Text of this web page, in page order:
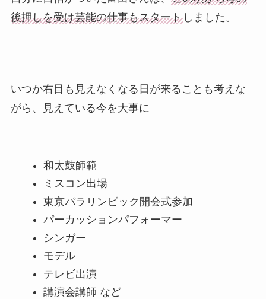
後押しを受け芸能の仕事もスタートしました。
いつか右目も見えなくなる日が来ることも考えな
がら、見えている今を大事に
和太鼓師範
ミスコン出場
東京パラリンピック開会式参加
パーカッションパフォーマー
シンガー
モデル
テレビ出演
講演会講師 など